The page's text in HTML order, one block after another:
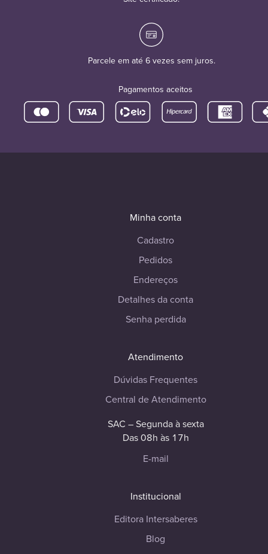
Parcele em até 6 vezes sem juros.
Pagamentos aceitos
Minha conta
Cadastro
Pedidos
Endereços
Detalhes da conta
Senha perdida
Atendimento
Dúvidas Frequentes
Central de Atendimento
SAC – Segunda à sexta
Das 08h às 17h
E-mail
Institucional
Editora Intersaberes
Blog